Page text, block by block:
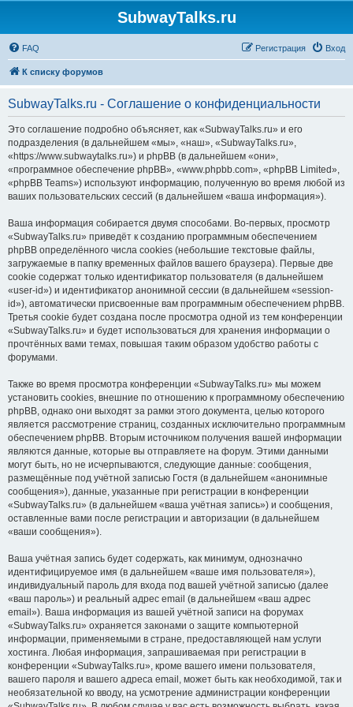
SubwayTalks.ru
FAQ Вход
Регистрация
К списку форумов
SubwayTalks.ru - Соглашение о конфиденциальности
Это соглашение подробно объясняет, как «SubwayTalks.ru» и его
подразделения (в дальнейшем «мы», «наш», «SubwayTalks.ru»,
«https://www.subwaytalks.ru») и phpBB (в дальнейшем «они»,
«программное обеспечение phpBB», «www.phpbb.com», «phpBB Limited»,
«phpBB Teams») используют информацию, полученную во время любой из
ваших пользовательских сессий (в дальнейшем «ваша информация»).
Ваша информация собирается двумя способами. Во-первых, просмотр
«SubwayTalks.ru» приведёт к созданию программным обеспечением
phpBB определённого числа cookies (небольшие текстовые файлы,
загружаемые в папку временных файлов вашего браузера). Первые две
cookie содержат только идентификатор пользователя (в дальнейшем
«user-id») и идентификатор анонимной сессии (в дальнейшем «session-
id»), автоматически присвоенные вам программным обеспечением phpBB.
Третья cookie будет создана после просмотра одной из тем конференции
«SubwayTalks.ru» и будет использоваться для хранения информации о
прочтённых вами темах, повышая таким образом удобство работы с
форумами.
Также во время просмотра конференции «SubwayTalks.ru» мы можем
установить cookies, внешние по отношению к программному обеспечению
phpBB, однако они выходят за рамки этого документа, целью которого
является рассмотрение страниц, созданных исключительно программным
обеспечением phpBB. Вторым источником получения вашей информации
являются данные, которые вы отправляете на форум. Этими данными
могут быть, но не исчерпываются, следующие данные: сообщения,
размещённые под учётной записью Гостя (в дальнейшем «анонимные
сообщения»), данные, указанные при регистрации в конференции
«SubwayTalks.ru» (в дальнейшем «ваша учётная запись») и сообщения,
оставленные вами после регистрации и авторизации (в дальнейшем
«ваши сообщения»).
Ваша учётная запись будет содержать, как минимум, однозначно
идентифицируемое имя (в дальнейшем «ваше имя пользователя»),
индивидуальный пароль для входа под вашей учётной записью (далее
«ваш пароль») и реальный адрес email (в дальнейшем «ваш адрес
email»). Ваша информация из вашей учётной записи на форумах
«SubwayTalks.ru» охраняется законами о защите компьютерной
информации, применяемыми в стране, предоставляющей нам услуги
хостинга. Любая информация, запрашиваемая при регистрации в
конференции «SubwayTalks.ru», кроме вашего имени пользователя,
вашего пароля и вашего адреса email, может быть как необходимой, так и
необязательной ко вводу, на усмотрение администрации конференции